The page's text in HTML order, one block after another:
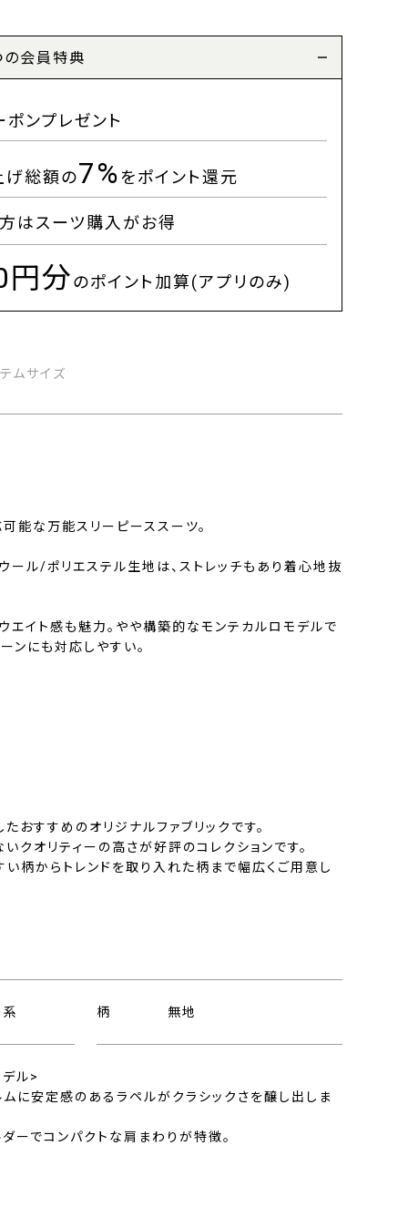
の会員特典
ポンプレゼント
げ総額の7%をポイント還元
はスーツ購入がお得
円分のポイント加算(アプリのみ)
ムサイズ
能な万能スリーピーススーツ。
ール/ポリエステル生地は、ストレッチもあり着心地抜
イト感も魅力。やや構築的なモンテカルロモデルで
ンにも対応しやすい。
おすすめのオリジナルファブリックです。
クオリティーの高さが好評のコレクションです。
柄からトレンドを取り入れた柄まで幅広くご用意し
系 柄 無地
ル>
ムに安定感のあるラペルがクラシックさを醸し出しま
ーでコンパクトな肩まわりが特徴。